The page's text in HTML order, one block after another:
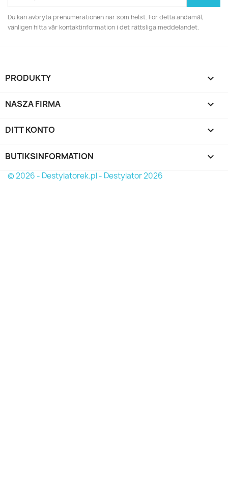
Du kan avbryta prenumerationen när som helst. För detta ändamål,
vänligen hitta vår kontaktinformation i det rättsliga meddelandet.
PRODUKTY 
NASZA FIRMA 
DITT KONTO 
BUTIKSINFORMATION keyboard_arrow_down
© 2026 - Destylatorek.pl - Destylator 2026